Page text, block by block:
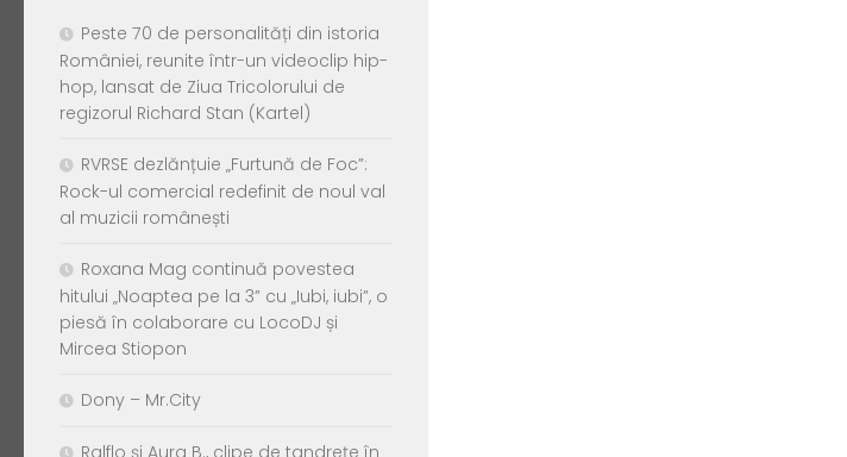
Peste 70 de personalități din istoria
României, reunite într-un videoclip hip-
hop, lansat de Ziua Tricolorului de
regizorul Richard Stan (Kartel)
RVRSE dezlănțuie „Furtună de Foc”:
Rock-ul comercial redefinit de noul val
al muzicii românești
Roxana Mag continuă povestea
hitului „Noaptea pe la 3” cu „Iubi, iubi”, o
piesă în colaborare cu LocoDJ și
Mircea Stiopon
Dony – Mr.City
Ralflo și Aura B., clipe de tandrețe în